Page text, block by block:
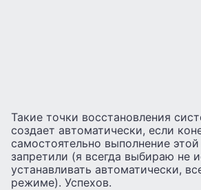
Такие точки восстановления
создает автоматически, если
самостоятельно выполнение
запретили (я всегда выбираю не
устанавливать автоматически,
режиме). Успехов.